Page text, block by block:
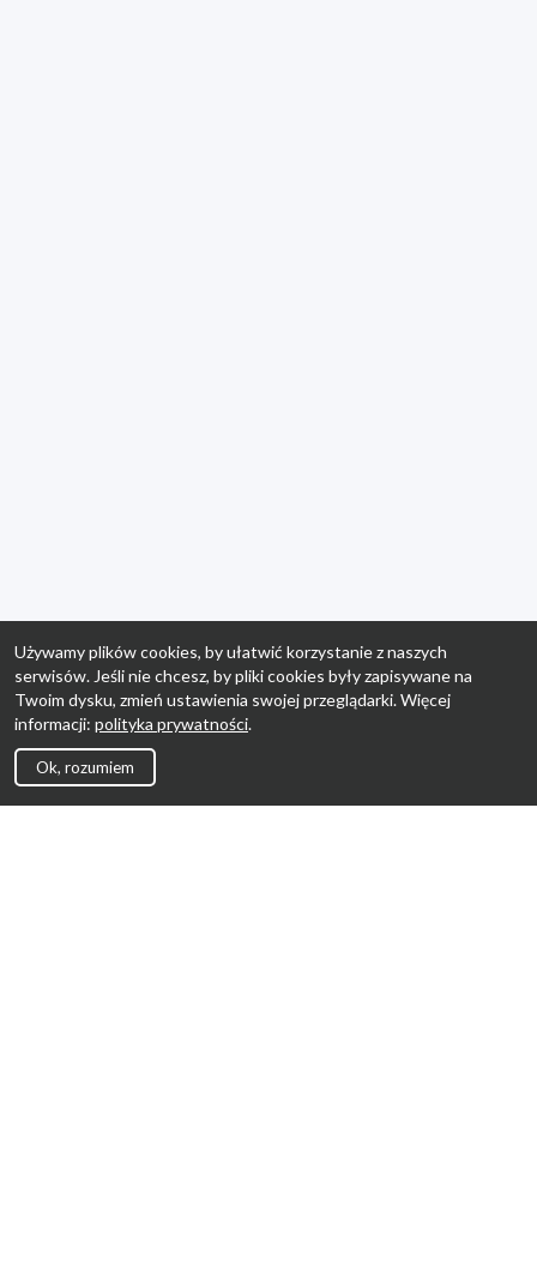
Używamy plików cookies, by ułatwić korzystanie z naszych
serwisów. Jeśli nie chcesz, by pliki cookies były zapisywane na
Twoim dysku, zmień ustawienia swojej przeglądarki. Więcej
informacji: polityka prywatności.
Ok, rozumiem